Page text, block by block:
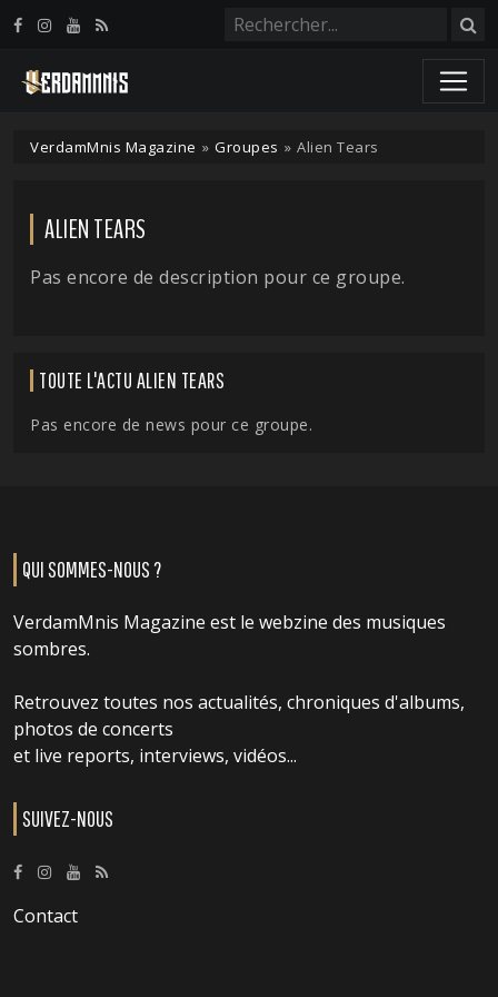
VerdamMnis Magazine » Groupes » Alien Tears
ALIEN TEARS
Pas encore de description pour ce groupe.
TOUTE L'ACTU ALIEN TEARS
Pas encore de news pour ce groupe.
QUI SOMMES-NOUS ?
VerdamMnis Magazine est le webzine des musiques
sombres.
Retrouvez toutes nos actualités, chroniques d'albums,
photos de concerts
et live reports, interviews, vidéos...
SUIVEZ-NOUS
Contact
Panneau de gestion des cookies